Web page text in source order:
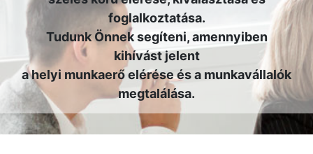
foglalkoztatása.
Tudunk Önnek segíteni, amennyiben
kihívást jelent
a helyi munkaerő elérése és a munkavállalók
megtalálása.